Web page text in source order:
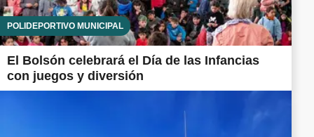
POLIDEPORTIVO MUNICIPAL
El Bolsón celebrará el Día de las Infancias
con juegos y diversión